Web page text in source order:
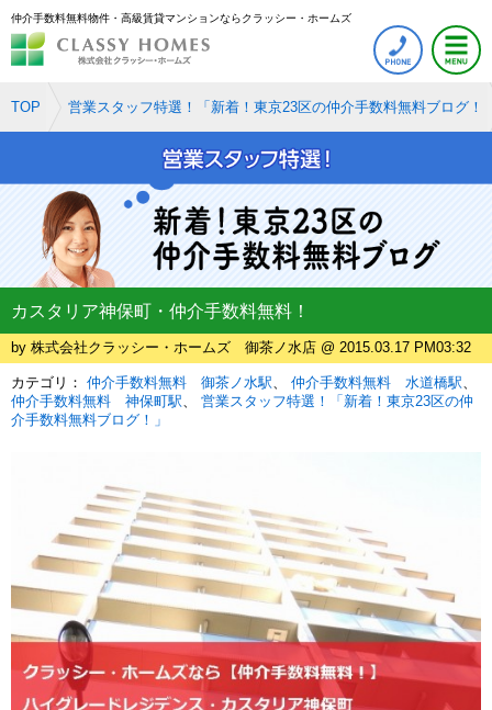
仲介手数料無料物件・高級賃貸マンションならクラッシー・ホームズ
TOP 営業スタッフ特選！「新着！東京23区の仲介手数料無料ブログ！
カスタリア神保町・仲介手数料無料！
by 株式会社クラッシー・ホームズ 御茶ノ水店 @ 2015.03.17 PM03:32
カテゴリ： 仲介手数料無料 御茶ノ水駅
仲介手数料無料 水道橋駅
仲介手数料無料 神保町駅
営業スタッフ特選！「新着！東京23区の仲
介手数料無料ブログ！」